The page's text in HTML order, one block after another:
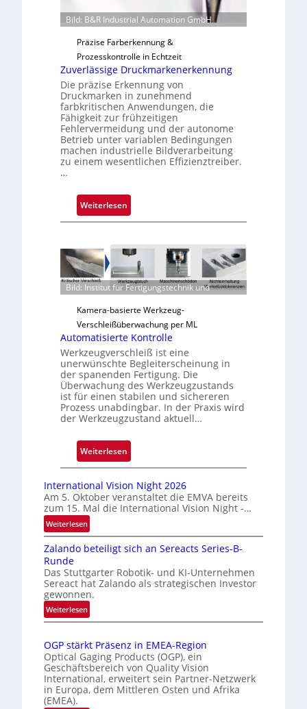
g
u
s
Bild: B&R Industrial Automation GmbH
Präzise Farberkennung &
Prozesskontrolle in Echtzeit
Zuverlässige Druckmarkenerkennung
Die präzise Erkennung von
Druckmarken in zunehmend
farbkritischen Anwendungen, die
Fähigkeit zur frühzeitigen
Fehlervermeidung und der autonome
Betrieb unter variablen Bedingungen
machen industrielle Bildverarbeitung
zu einem wesentlichen Effizienztreiber.
…
Weiterlesen
Z
v
r
l
s
i
g
e
D
r
u
m
r
k
n
e
k
n
n
g
Bild: Institut für Fertigungstechnik und
Kamera-basierte Werkzeug-
Verschleißüberwachung per ML
Automatisierte Kontrolle
Werkzeugverschleiß ist eine
unerwünschte Begleiterscheinung in
der spanenden Fertigung. Die
Überwachung des Werkzeugzustands
ist für einen stabilen und sichereren
Prozess unabdingbar. In der Praxis wird
der Werkzeugzustand aktuell…
Weiterlesen
A
t
o
a
t
s
r
e
K
o
n
International Vision Night 2026
Am 5. Oktober veranstaltet die EMVA bereits
zum 15. Mal die International Vision Night -…
Weiterlesen:
I
n
e
r
n
a
o
n
a
l
Zalando beteiligt sich an Sereacts Series-B-
Runde
Das Stuttgarter Robotik- und KI-Unternehmen
Sereact hat Zalando als strategischen Investor
gewonnen.
Weiterlesen:
Z
l
a
n
d
OGP stärkt Präsenz in EMEA-Region
Optical Gaging Products (OGP), ein
Geschäftsbereich von Quality Vision
International, erweitert sein Partner-Netzwerk
in Europa, dem Mittleren Osten und Afrika
(EMEA).